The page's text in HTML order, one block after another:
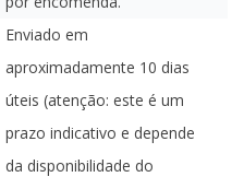
Enviado em
aproximadamente 10 dias
úteis (atenção: este é um
prazo indicativo e depende
da disponibilidade do